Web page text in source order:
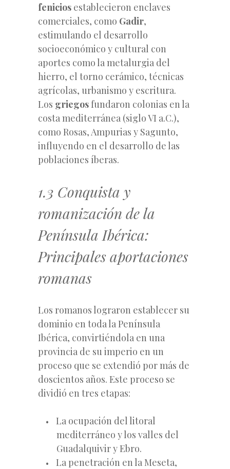
fenicios establecieron enclaves
comerciales, como Gadir,
estimulando el desarrollo
socioeconómico y cultural con
aportes como la metalurgia del
hierro, el torno cerámico, técnicas
agrícolas, urbanismo y escritura.
Los griegosfundaron colonias en la
costa mediterránea (siglo VI a.C.),
como Rosas, Ampurias y Sagunto,
influyendo en el desarrollo de las
poblaciones íberas.
1.3 Conquista y
romanización de la
Península Ibérica:
Principales aportaciones
romanas
Los romanos lograron establecer su
dominio en toda la Península
Ibérica, convirtiéndola en una
provincia de su imperio en un
proceso que se extendió por más de
doscientos años. Este proceso se
dividió en tres etapas:
La ocupación del litoral
mediterráneo y los valles del
Guadalquivir y Ebro.
La penetración en la Meseta,